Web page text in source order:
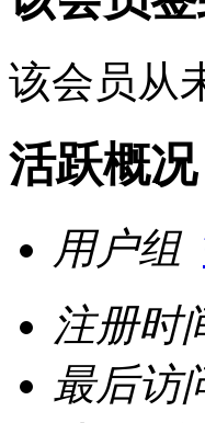
该会员从
活跃概况
用户组
注册时
最后访